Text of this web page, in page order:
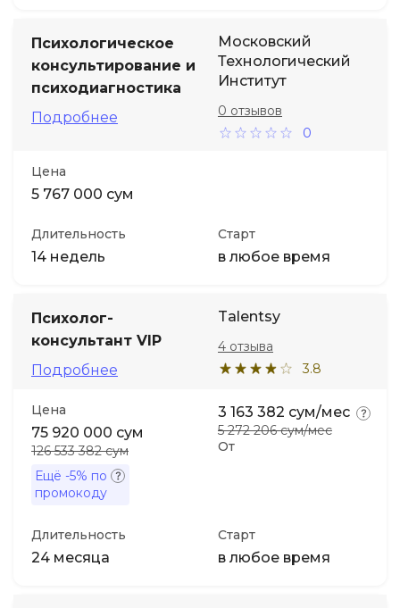
Психологическое
консультирование и
психодиагностика
Подробнее
Московский
Технологический
Институт
0
0 отзывов
Цена
5 767 000 сум
Длительность
14 недель
Старт
в любое время
Психолог-
консультант VIP
Подробнее
Talentsy
3.8
4 отзыва
Цена
75 920 000 сум
126 533 382 сум
Ещё -5% по
промокоду
От
3 163 382 сум/мес
5 272 206 сум/мес
Длительность
24 месяца
Старт
в любое время